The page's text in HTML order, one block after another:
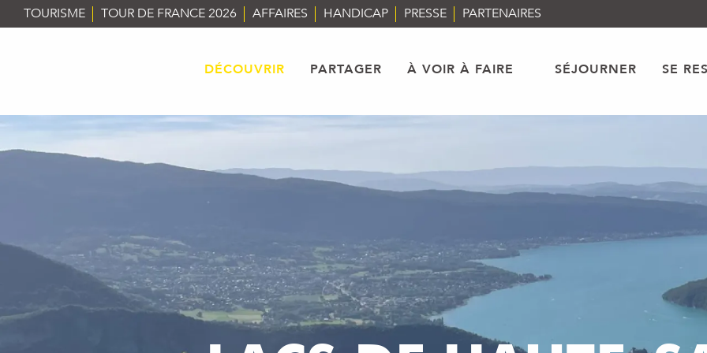
Aller
au
TOURISME TOUR DE FRANCE 2026 AFFAIRES HANDICAP PRESSE PARTENAIRES
DÉCOUVRIR PARTAGER À VOIR À FAIRE SÉJOURNER SE